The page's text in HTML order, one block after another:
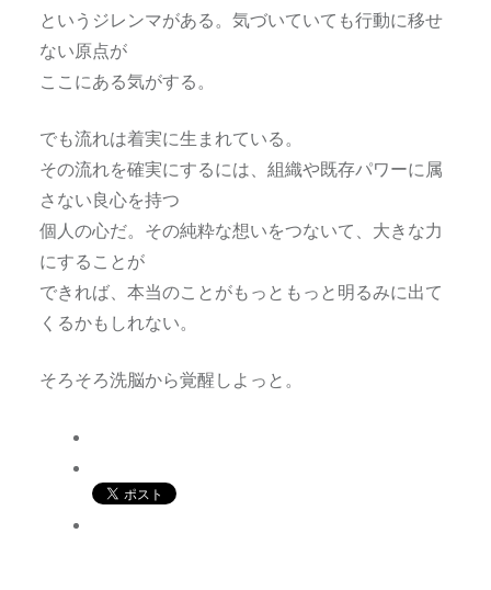
というジレンマがある。気づいていても行動に移せ
ない原点が
ここにある気がする。
でも流れは着実に生まれている。
その流れを確実にするには、組織や既存パワーに属
さない良心を持つ
個人の心だ。その純粋な想いをつないて、大きな力
にすることが
できれば、本当のことがもっともっと明るみに出て
くるかもしれない。
そろそろ洗脳から覚醒しよっと。